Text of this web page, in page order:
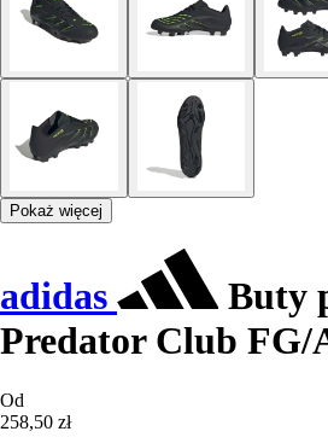
Pokaż więcej
adidas
Buty
Predator Club FG/
Od
258,50 zł